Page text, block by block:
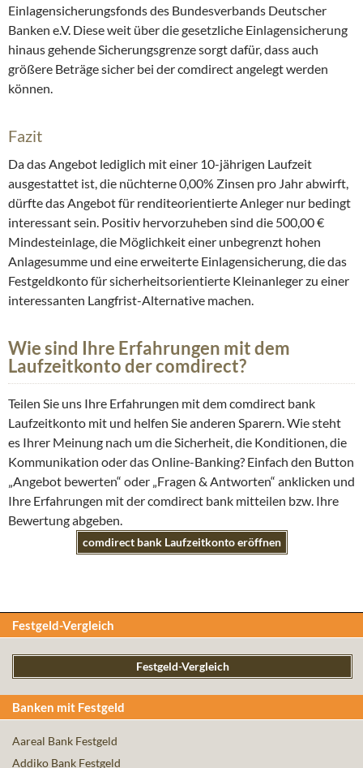
Einlagensicherungsfonds des Bundesverbands Deutscher
Banken e.V. Diese weit über die gesetzliche Einlagensicherung
hinaus gehende Sicherungsgrenze sorgt dafür, dass auch
größere Beträge sicher bei der comdirect angelegt werden
können.
Fazit
Da das Angebot lediglich mit einer 10-jährigen Laufzeit
ausgestattet ist, die nüchterne 0,00% Zinsen pro Jahr abwirft,
dürfte das Angebot für renditeorientierte Anleger nur bedingt
interessant sein. Positiv hervorzuheben sind die 500,00 €
Mindesteinlage, die Möglichkeit einer unbegrenzt hohen
Anlagesumme und eine erweiterte Einlagensicherung, die das
Festgeldkonto für sicherheitsorientierte Kleinanleger zu einer
interessanten Langfrist-Alternative machen.
Wie sind Ihre Erfahrungen mit dem
Laufzeitkonto der comdirect?
Teilen Sie uns Ihre Erfahrungen mit dem comdirect bank
Laufzeitkonto mit und helfen Sie anderen Sparern. Wie steht
es Ihrer Meinung nach um die Sicherheit, die Konditionen, die
Kommunikation oder das Online-Banking? Einfach den Button
„Angebot bewerten“ oder „Fragen & Antworten“ anklicken und
Ihre Erfahrungen mit der comdirect bank mitteilen bzw. Ihre
Bewertung abgeben.
comdirect bank Laufzeitkonto eröffnen
Festgeld-Vergleich
Festgeld-Vergleich
Banken mit Festgeld
Aareal Bank Festgeld
Addiko Bank Festgeld